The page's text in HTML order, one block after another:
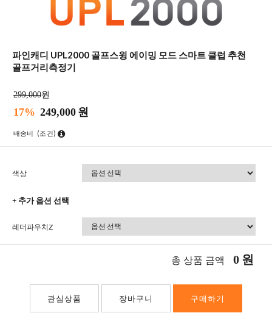
파인캐디 UPL2000 골프스윙 에이밍 모드 스마트 클럽 추천
골프거리측정기
299,000원
17% 249,000 원
배송비 (조건)
색상
+ 추가 옵션 선택
레더파우치Z
총 상품 금액 0 원
관심상품 장바구니 구매하기